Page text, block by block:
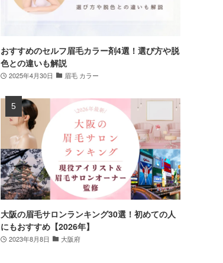
おすすめのセルフ眉毛カラー剤4選！選び方や脱
色との違いも解説
2025年4月30日 眉毛 カラー
大阪の眉毛サロンランキング30選！初めての人
にもおすすめ【2026年】
2023年8月8日 大阪府